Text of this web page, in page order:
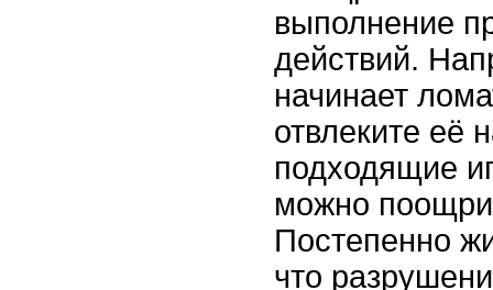
выполнение
действий.
начинает
отвлеките её
подходящие
можно
Постепенно
что